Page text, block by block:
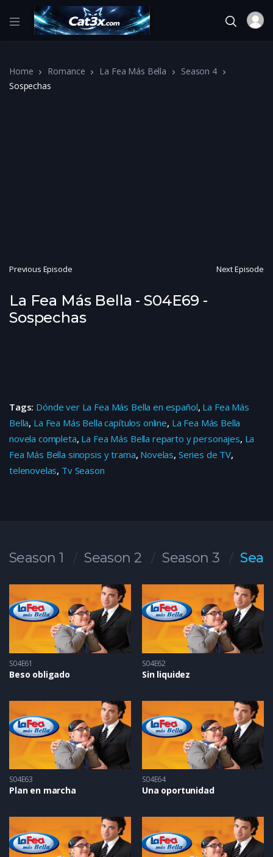
Home Romance La Fea Más Bella
Season 4
Sospechas
Previous Episode Next Episode
La Fea Más Bella - S04E69 -
Sospechas
Tags: Dónde ver La Fea Más Bella en español, La Fea Más
Bella, La Fea Más Bella capítulos online, La Fea Más Bella
novela completa, La Fea Más Bella reparto y personajes, La
Fea Más Bella sinopsis y trama, Novelas, Series de TV,
telenovelas, Tv Season
Season 1 Season 2 Season 3
S04E61
Beso obligado
S04E62
Sin liquidez
S04E63
Plan en marcha
S04E64
Una oportunidad